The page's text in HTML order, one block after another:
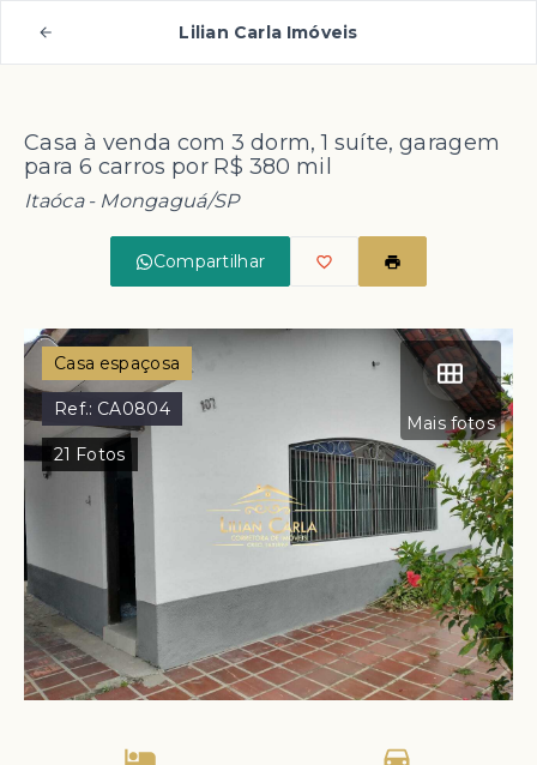
Lilian Carla Imóveis
Casa à venda com 3 dorm, 1 suíte, garagem
para 6 carros por R$ 380 mil
Itaóca - Mongaguá/SP
Compartilhar
Mais fotos
Casa espaçosa
Ref.: CA0804
21 Fotos